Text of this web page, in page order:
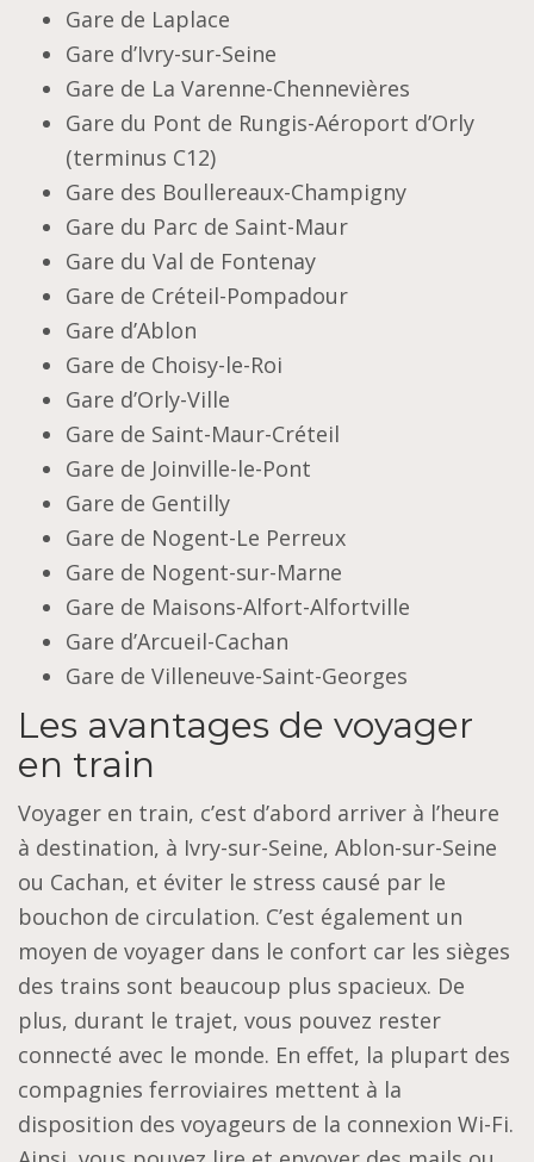
Gare de Laplace
Gare d’Ivry-sur-Seine
Gare de La Varenne-Chennevières
Gare du Pont de Rungis-Aéroport d’Orly
(terminus C12)
Gare des Boullereaux-Champigny
Gare du Parc de Saint-Maur
Gare du Val de Fontenay
Gare de Créteil-Pompadour
Gare d’Ablon
Gare de Choisy-le-Roi
Gare d’Orly-Ville
Gare de Saint-Maur-Créteil
Gare de Joinville-le-Pont
Gare de Gentilly
Gare de Nogent-Le Perreux
Gare de Nogent-sur-Marne
Gare de Maisons-Alfort-Alfortville
Gare d’Arcueil-Cachan
Gare de Villeneuve-Saint-Georges
Les avantages de voyager
en train
Voyager en train, c’est d’abord arriver à l’heure
à destination, à Ivry-sur-Seine, Ablon-sur-Seine
ou Cachan, et éviter le stress causé par le
bouchon de circulation. C’est également un
moyen de voyager dans le confort car les sièges
des trains sont beaucoup plus spacieux. De
plus, durant le trajet, vous pouvez rester
connecté avec le monde. En effet, la plupart des
compagnies ferroviaires mettent à la
disposition des voyageurs de la connexion Wi-Fi.